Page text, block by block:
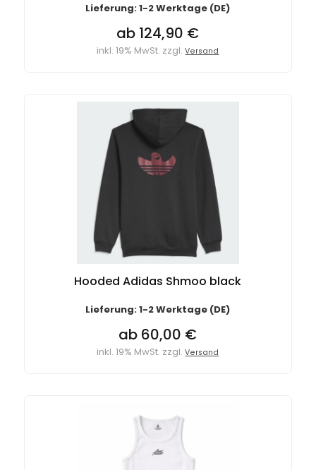
Lieferung: 1-2 Werktage (DE)
ab 124,90 €
inkl. 19% MwSt. zzgl.Versand
Hooded Adidas Shmoo black
Lieferung: 1-2 Werktage (DE)
ab 60,00 €
inkl. 19% MwSt. zzgl.Versand